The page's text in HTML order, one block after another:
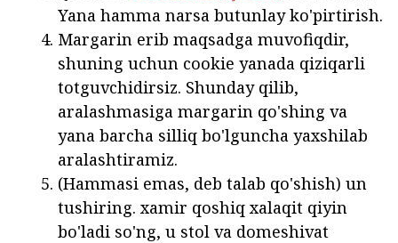
Yana hamma narsa butunlay ko'pirtirish.
Margarin erib maqsadga muvofiqdir,
shuning uchun cookie yanada qiziqarli
totguvchidirsiz. Shunday qilib,
aralashmasiga margarin qo'shing va
yana barcha silliq bo'lguncha yaxshilab
aralashtiramiz.
(Hammasi emas, deb talab qo'shish) un
tushiring. xamir qoshiq xalaqit qiyin
bo'ladi so'ng, u stol va domeshivat